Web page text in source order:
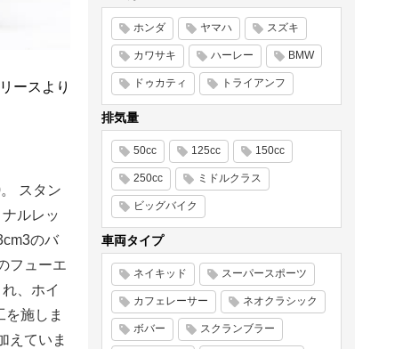
ースより
スタン
ルレッ
のバ
フューエ
、ホイ
施しま
えていま
ホンダ ヤマハ スズキ
カワサキ ハーレー BMW
ドゥカティ トライアンフ
排気量
50cc 125cc 150cc
250cc ミドルクラス
ビッグバイク
車両タイプ
ネイキッド スーパースポーツ
カフェレーサー ネオクラシック
ボバー スクランブラー